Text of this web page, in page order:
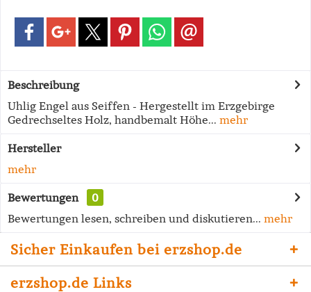
Beschreibung
Uhlig Engel aus Seiffen - Hergestellt im Erzgebirge
Gedrechseltes Holz, handbemalt Höhe... mehr
Hersteller
mehr
Bewertungen
0
Bewertungen lesen, schreiben und diskutieren... mehr
Sicher Einkaufen bei erzshop.de
erzshop.de Links